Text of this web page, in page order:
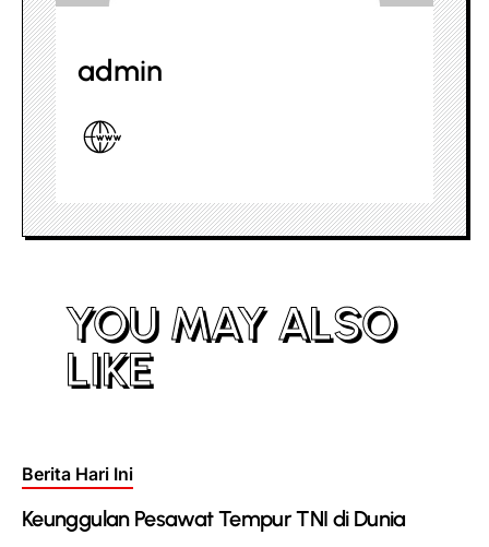
admin
YOU MAY ALSO
LIKE
Posted
Berita Hari Ini
Keunggulan Pesawat Tempur TNI di Dunia